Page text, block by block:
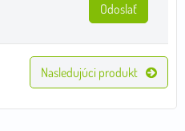
Odoslať
Nasledujúci produkt